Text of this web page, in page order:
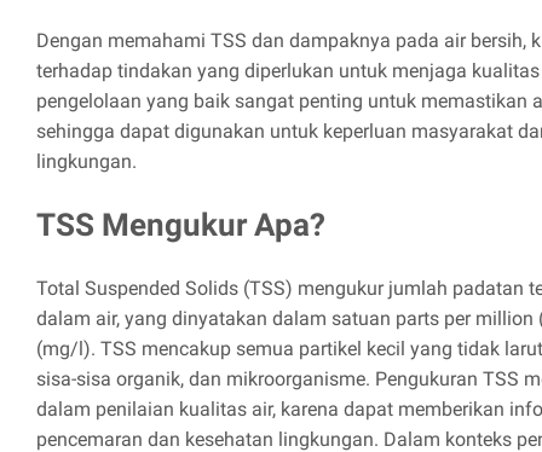
Dengan memahami TSS dan dampaknya pada air bersih,
terhadap tindakan yang diperlukan untuk menjaga
pengelolaan yang baik sangat penting untuk memastikan
sehingga dapat digunakan untuk keperluan masyarakat
lingkungan.
TSS Mengukur Apa?
Total Suspended Solids (TSS) mengukur jumlah padatan
dalam air, yang dinyatakan dalam satuan parts per
(mg/l). TSS mencakup semua partikel kecil yang tidak
sisa-sisa organik, dan mikroorganisme. Pengukuran TSS
dalam penilaian kualitas air, karena dapat memberikan
pencemaran dan kesehatan lingkungan. Dalam konteks